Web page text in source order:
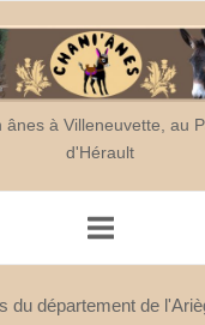
ânes à Villeneuvette, au
d'Hérault
du département de